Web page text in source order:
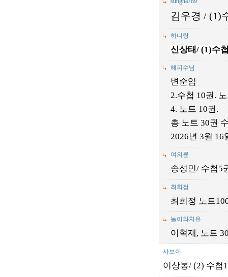
김우경/ (1)
하니랑
신상태/ (1)수
해피수님
변순임
2.수첩 10권.
4. 노트 10권.
총 노트 30권
2026년 3월
여의륜
송성민/ 수첩5
최희정
최희정 노트
놀이와치유
이혁재, 노트
사보이
이상봉/ (2) 수첩